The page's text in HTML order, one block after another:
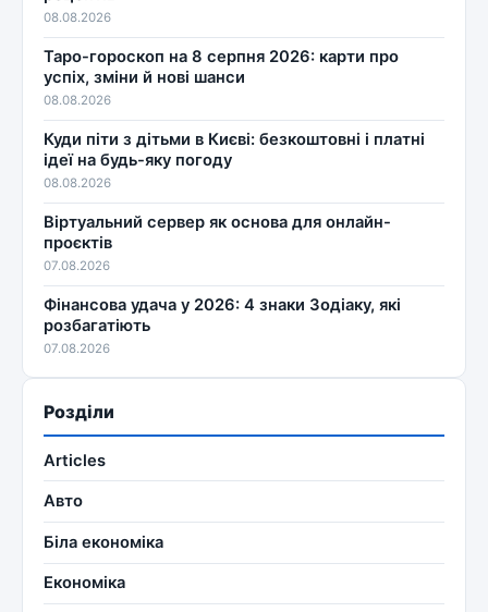
08.08.2026
Таро-гороскоп на 8 серпня 2026: карти про
успіх, зміни й нові шанси
08.08.2026
Куди піти з дітьми в Києві: безкоштовні і платні
ідеї на будь-яку погоду
08.08.2026
Віртуальний сервер як основа для онлайн-
проєктів
07.08.2026
Фінансова удача у 2026: 4 знаки Зодіаку, які
розбагатіють
07.08.2026
Розділи
Articles
Авто
Біла економіка
Економіка